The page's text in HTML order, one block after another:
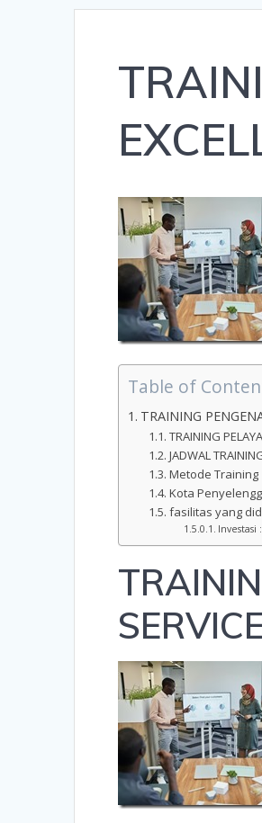
Table of
TRAINING
TRAINING
JADWAL
Metode Training
Kota
fasilitas yang
Investasi :